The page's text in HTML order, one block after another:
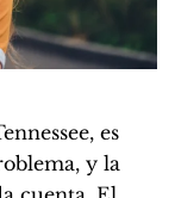
es
y la